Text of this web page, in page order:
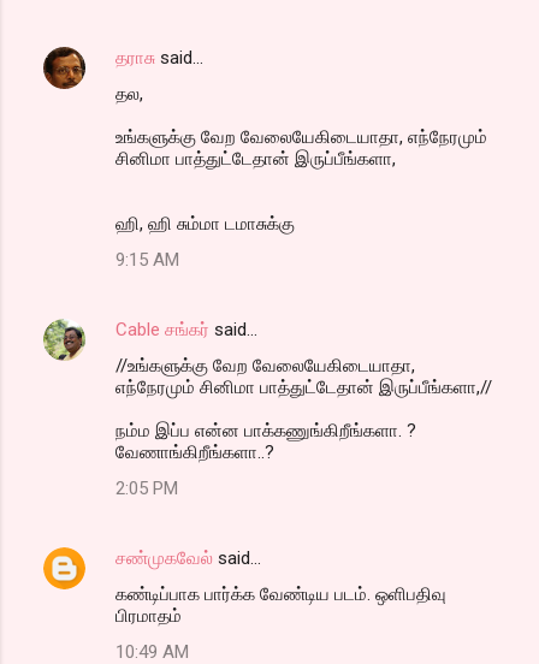
தராசு said…
தல,
உங்களுக்கு வேற வேலையேகிடையாதா, எந்நேரமும்
சினிமா பாத்துட்டேதான் இருப்பீங்களா,
ஹி, ஹி சும்மா டமாசுக்கு
9:15 AM
Cable சங்கர் said…
//உங்களுக்கு வேற வேலையேகிடையாதா,
எந்நேரமும் சினிமா பாத்துட்டேதான் இருப்பீங்களா,//
நம்ம இப்ப என்ன பாக்கணுங்கிறீங்களா. ?
வேணாங்கிறீங்களா..?
2:05 PM
சண்முகவேல் said…
கண்டிப்பாக பார்க்க வேண்டிய படம். ஒளிபதிவு
பிரமாதம்
10:49 AM